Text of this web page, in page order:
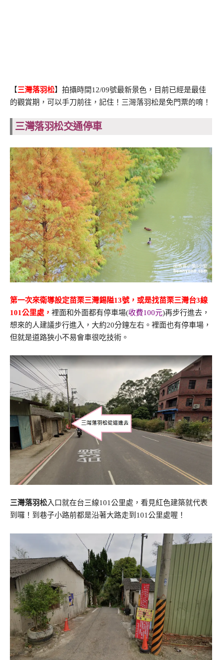
【三灣落羽松】拍攝時間12/09號最新景色，目前已經是最佳
的觀賞期，可以手刀前往，記住！三灣落羽松是免門票的唷！
三灣落羽松交通停車
第一次來衛導設定苗栗三灣錫隘13號， 或是找苗栗三灣台3線
101公里處， 裡面和外面都有停車場(收費100元)再步行進去，
想來的人建議步行進入，大約20分鐘左右。裡面也有停車場，
但就是道路狹小不易會車很吃技術。
三灣落羽松入口就在台三線101公里處，看見紅色建築就代表
到囉！到巷子小路前都是沿著大路走到101公里處喔！